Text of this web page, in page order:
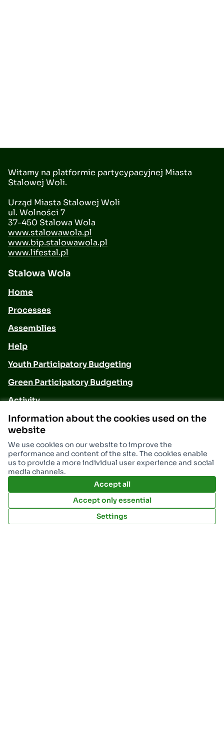
Information about the cookies used on the
website
We use cookies on our website to improve the
performance and content of the site. The cookies enable
us to provide a more individual user experience and social
media channels.
Accept all
Accept only essential
Settings
Witamy na platformie partycypacyjnej Miasta
Stalowej Woli.
Urząd Miasta Stalowej Woli
ul. Wolności 7
37-450 Stalowa Wola
www.stalowawola.pl
www.bip.stalowawola.pl
www.lifestal.pl
Stalowa Wola
Home
Processes
Assemblies
Help
Youth Participatory Budgeting
Green Participatory Budgeting
Activity
Meetings
Contact
Resources
Download Open Data files